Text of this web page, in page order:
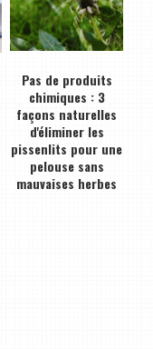
Pas de produits
chimiques : 3
façons naturelles
d'éliminer les
pissenlits pour une
pelouse sans
mauvaises herbes